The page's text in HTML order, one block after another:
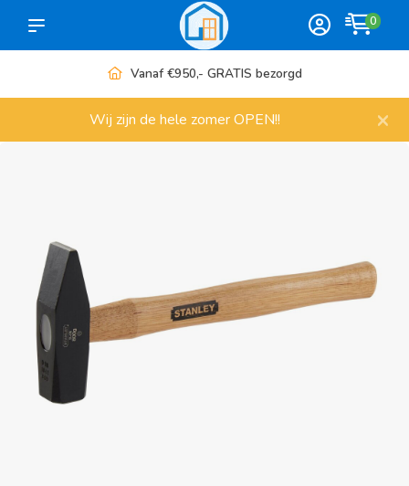
0
Vanaf €950,- GRATIS bezorgd
Wij zijn de hele zomer OPEN!! ×